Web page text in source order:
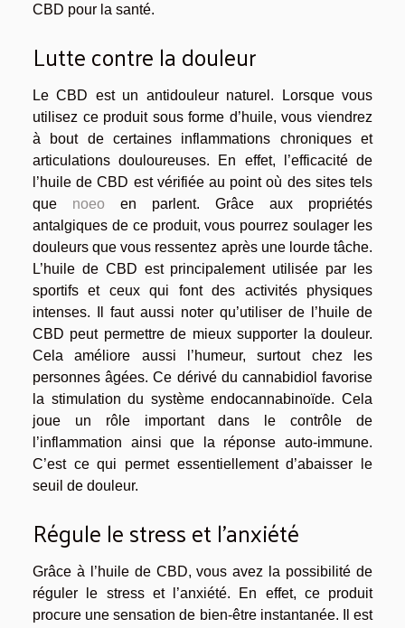
CBD pour la santé.
Lutte contre la douleur
Le CBD est un antidouleur naturel. Lorsque vous
utilisez ce produit sous forme d’huile, vous viendrez
à bout de certaines inflammations chroniques et
articulations douloureuses. En effet, l’efficacité de
l’huile de CBD est vérifiée au point où des sites tels
que noeo en parlent. Grâce aux propriétés
antalgiques de ce produit, vous pourrez soulager les
douleurs que vous ressentez après une lourde tâche.
L’huile de CBD est principalement utilisée par les
sportifs et ceux qui font des activités physiques
intenses. Il faut aussi noter qu’utiliser de l’huile de
CBD peut permettre de mieux supporter la douleur.
Cela améliore aussi l’humeur, surtout chez les
personnes âgées. Ce dérivé du cannabidiol favorise
la stimulation du système endocannabinoïde. Cela
joue un rôle important dans le contrôle de
l’inflammation ainsi que la réponse auto-immune.
C’est ce qui permet essentiellement d’abaisser le
seuil de douleur.
Régule le stress et l’anxiété
Grâce à l’huile de CBD, vous avez la possibilité de
réguler le stress et l’anxiété. En effet, ce produit
procure une sensation de bien-être instantanée. Il est